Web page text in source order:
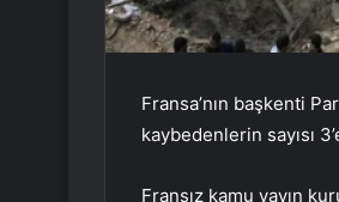
Fransa’nın başkenti
kaybedenlerin sayısı
Fransız kamu yayın